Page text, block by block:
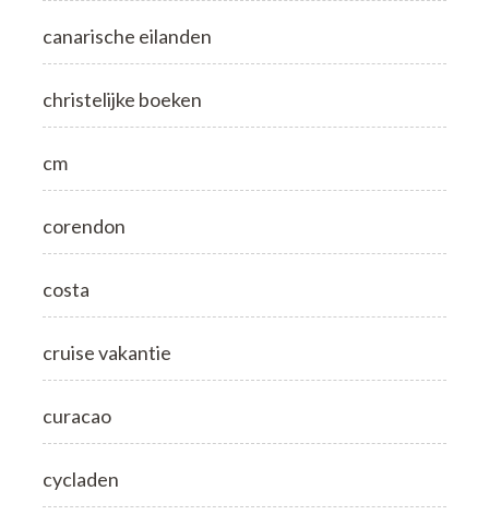
canarische eilanden
christelijke boeken
cm
corendon
costa
cruise vakantie
curacao
cycladen